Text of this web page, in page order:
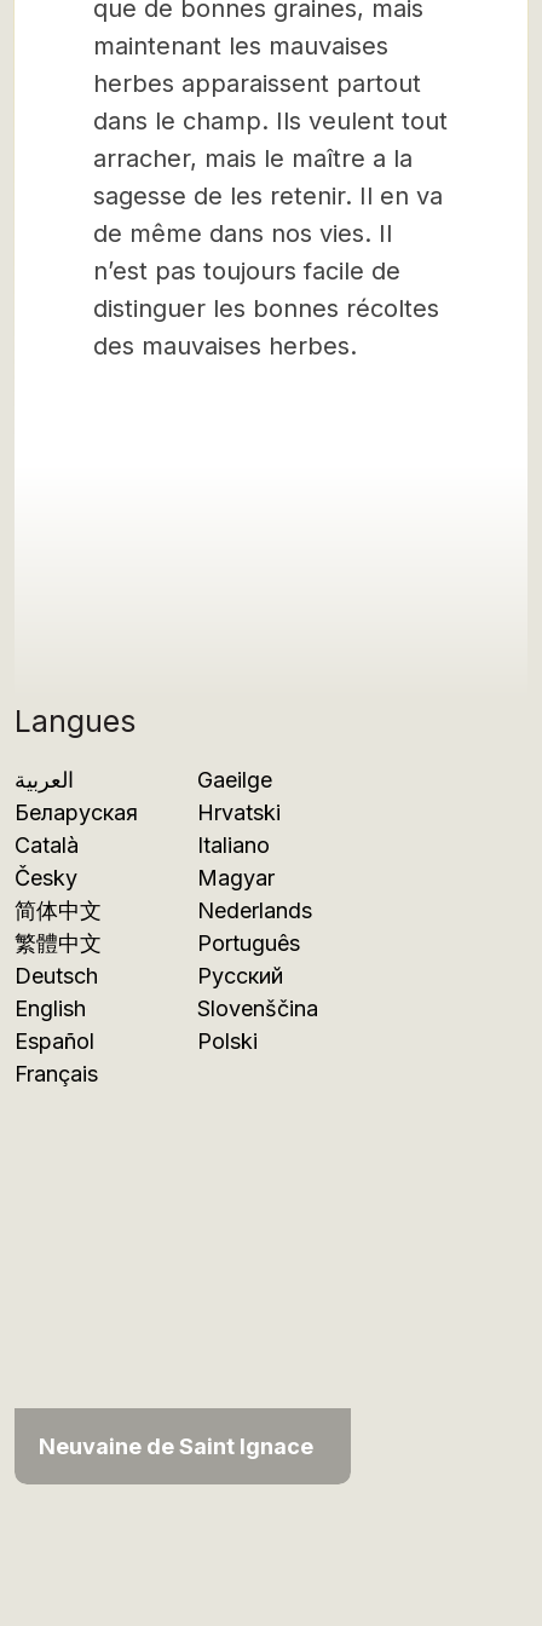
Langues
العربية
Беларуская
Català
Česky
简体中文
繁體中文
Deutsch
English
Español
Français
Gaeilge
Hrvatski
Italiano
Magyar
Nederlands
Português
Русский
Slovenščina
Polski
Neuvaine de Saint Ignace
que de bonnes graines, mais
maintenant les mauvaises
herbes apparaissent partout
dans le champ. Ils veulent tout
arracher, mais le maître a la
sagesse de les retenir. Il en va
de même dans nos vies. Il
n’est pas toujours facile de
distinguer les bonnes récoltes
des mauvaises herbes.